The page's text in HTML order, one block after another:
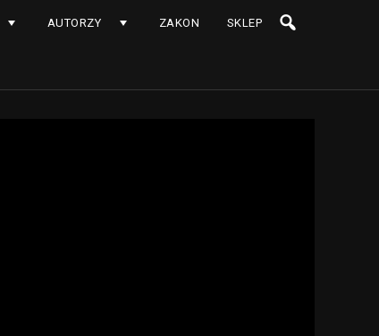
AUTORZY ZAKON SKLEP